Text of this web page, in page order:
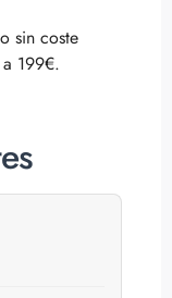
sin coste
199€.